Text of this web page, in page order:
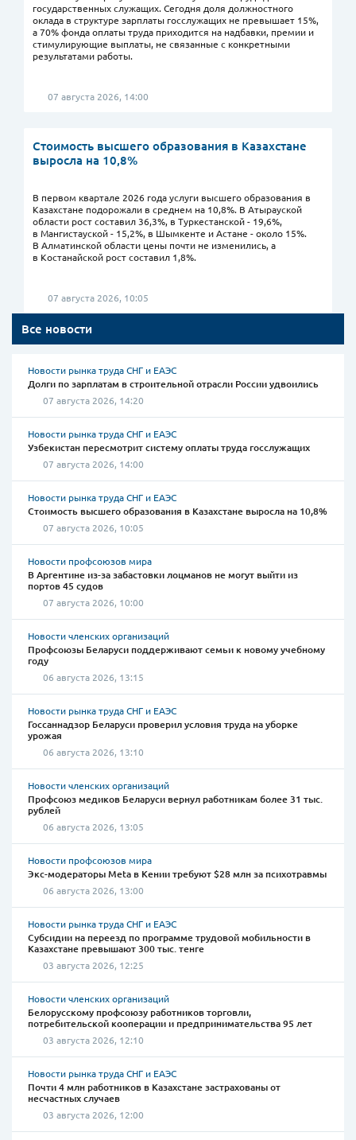
Все новости
Новости рынка труда СНГ и ЕАЭС
Долги по зарплатам в строительной отрасли России удвоились
07 августа 2026, 14:20
Новости рынка труда СНГ и ЕАЭС
Узбекистан пересмотрит систему оплаты труда госслужащих
07 августа 2026, 14:00
Новости рынка труда СНГ и ЕАЭС
Стоимость высшего образования в Казахстане выросла на 10,8%
07 августа 2026, 10:05
Новости профсоюзов мира
В Аргентине из-за забастовки лоцманов не могут выйти из
портов 45 судов
07 августа 2026, 10:00
Новости членских организаций
Профсоюзы Беларуси поддерживают семьи к новому учебному
году
06 августа 2026, 13:15
Новости рынка труда СНГ и ЕАЭС
Госсаннадзор Беларуси проверил условия труда на уборке
урожая
06 августа 2026, 13:10
Новости членских организаций
Профсоюз медиков Беларуси вернул работникам более 31 тыс.
рублей
06 августа 2026, 13:05
Новости профсоюзов мира
Экс-модераторы Meta в Кении требуют $28 млн за психотравмы
06 августа 2026, 13:00
Новости рынка труда СНГ и ЕАЭС
Субсидии на переезд по программе трудовой мобильности в
Казахстане превышают 300 тыс. тенге
03 августа 2026, 12:25
Новости членских организаций
Белорусскому профсоюзу работников торговли,
потребительской кооперации и предпринимательства 95 лет
03 августа 2026, 12:10
Новости рынка труда СНГ и ЕАЭС
Почти 4 млн работников в Казахстане застрахованы от
несчастных случаев
03 августа 2026, 12:00
государственных служащих. Сегодня доля должностного
оклада в структуре зарплаты госслужащих не превышает 15%,
а 70% фонда оплаты труда приходится на надбавки, премии и
стимулирующие выплаты, не связанные с конкретными
результатами работы.
07 августа 2026, 14:00
Стоимость высшего образования в Казахстане
выросла на 10,8%
В первом квартале 2026 года услуги высшего образования в
Казахстане подорожали в среднем на 10,8%. В Атырауской
области рост составил 36,3%, в Туркестанской - 19,6%,
в Мангистауской - 15,2%, в Шымкенте и Астане - около 15%.
В Алматинской области цены почти не изменились, а
в Костанайской рост составил 1,8%.
07 августа 2026, 10:05